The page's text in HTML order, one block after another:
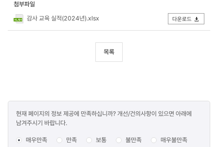
첨부파일
감사 교육 실적(2024년).xlsx
다운로드
목록
만족도
조사
현재 페이지의 정보 제공에 만족하십니까? 개선/건의사항이 있으면 아래에
남겨주시기 바랍니다.
매우만족 만족 보통 불만족 매우불만족